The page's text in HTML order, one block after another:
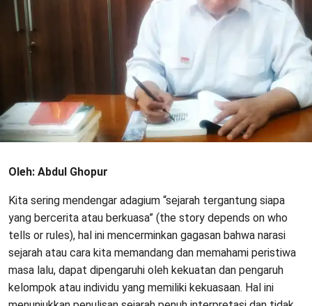
Oleh: Abdul Ghopur
Kita sering mendengar adagium “sejarah tergantung siapa
yang bercerita atau berkuasa” (the story depends on who
tells or rules), hal ini mencerminkan gagasan bahwa narasi
sejarah atau cara kita memandang dan memahami peristiwa
masa lalu, dapat dipengaruhi oleh kekuatan dan pengaruh
kelompok atau individu yang memiliki kekuasaan. Hal ini